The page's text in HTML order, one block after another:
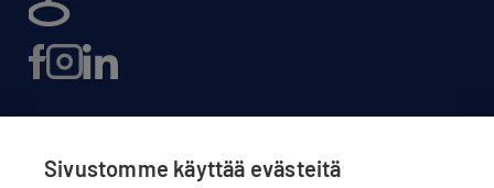
Sivustomme käyttää evästeitä